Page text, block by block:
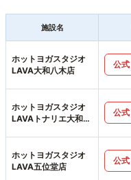
施設名
ホットヨガスタジオ
LAVA大和八木店
公式
ホットヨガスタジオ
LAVAトナリエ大和高
公式
ホットヨガスタジオ
LAVA五位堂店
公式